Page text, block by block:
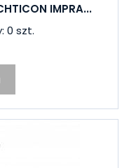
IMPRA...
0 szt.